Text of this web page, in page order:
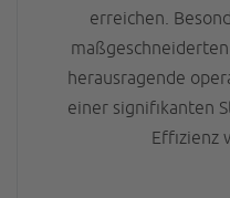
erreichen.
herausragende
einer signifikanten
Effizienz